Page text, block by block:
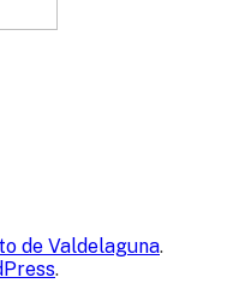
de Valdelaguna.
.